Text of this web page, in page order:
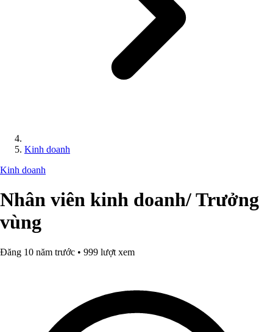
Kinh doanh
Kinh doanh
Nhân viên kinh doanh/ Trưởng
vùng
Đăng 10 năm trước • 999 lượt xem